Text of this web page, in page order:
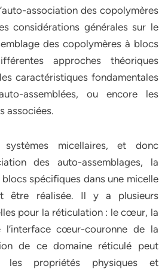
association des copolymères
considérations générales sur le
des copolymères à blocs
approches théoriques
caractéristiques fondamentales
assemblées, ou encore les
associées.
micellaires, et donc
des auto-assemblages, la
spécifiques dans une micelle
être réalisée. Il y a plusieurs
pour la réticulation : le cœur, la
l’interface cœur-couronne de la
de ce domaine réticulé peut
les propriétés physiques et